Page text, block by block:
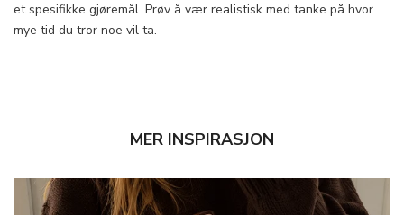
et spesifikke gjøremål. Prøv å vær realistisk med tanke på hvor
mye tid du tror noe vil ta.
MER INSPIRASJON